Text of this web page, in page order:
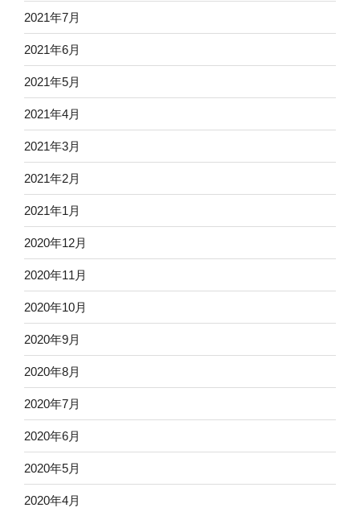
2021年7月
2021年6月
2021年5月
2021年4月
2021年3月
2021年2月
2021年1月
2020年12月
2020年11月
2020年10月
2020年9月
2020年8月
2020年7月
2020年6月
2020年5月
2020年4月